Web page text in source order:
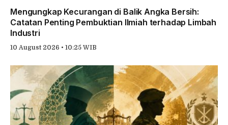
Mengungkap Kecurangan di Balik Angka Bersih:
Catatan Penting Pembuktian Ilmiah terhadap Limbah
Industri
10 August 2026 • 10:25 WIB